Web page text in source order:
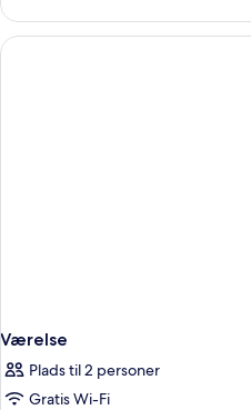
Værelse
Plads til 2 personer
Gratis Wi-Fi